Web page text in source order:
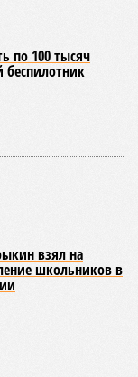
по 100 тысяч
взял на
школьников в